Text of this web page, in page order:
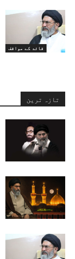
قائد کے مواقف
تازہ ترین